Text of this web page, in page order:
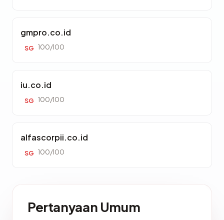
gmpro.co.id
SG 100/100
iu.co.id
SG 100/100
alfascorpii.co.id
SG 100/100
Pertanyaan Umum